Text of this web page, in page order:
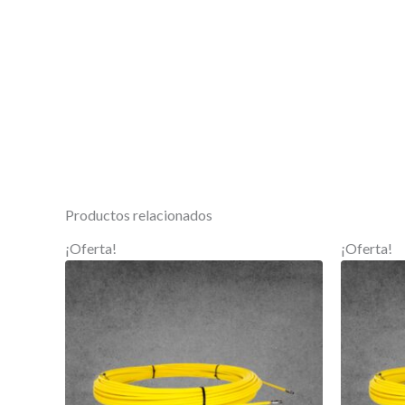
Productos relacionados
¡Oferta!
¡Oferta!